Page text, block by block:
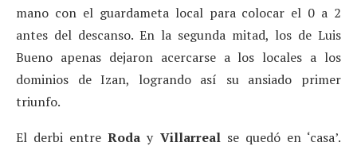
mano con el guardameta local para colocar el 0 a 2
antes del descanso. En la segunda mitad, los de Luis
Bueno apenas dejaron acercarse a los locales a los
dominios de Izan, logrando así su ansiado primer
triunfo.
El derbi entreRoda y Villarrealse quedó en ‘casa’.